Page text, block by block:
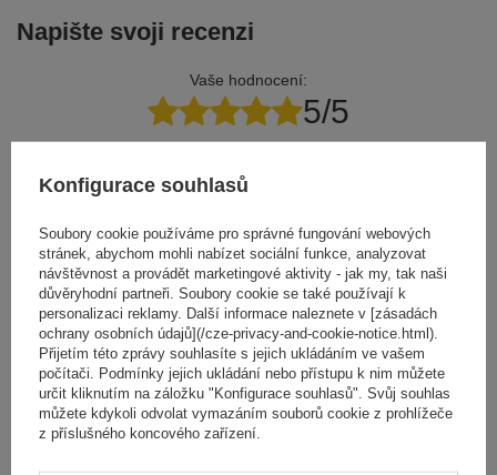
Napište svoji recenzi
Vaše hodnocení:
5/5
Obsah vašeho názoru
Přidejte vlastní obrázek produktu:
Vaše jméno
Konfigurace souhlasů
Soubory cookie používáme pro správné fungování webových
stránek, abychom mohli nabízet sociální funkce, analyzovat
návštěvnost a provádět marketingové aktivity - jak my, tak naši
důvěryhodní partneři. Soubory cookie se také používají k
personalizaci reklamy. Další informace naleznete v [zásadách
ochrany osobních údajů](/cze-privacy-and-cookie-notice.html).
Přijetím této zprávy souhlasíte s jejich ukládáním ve vašem
počítači. Podmínky jejich ukládání nebo přístupu k nim můžete
určit kliknutím na záložku "Konfigurace souhlasů". Svůj souhlas
můžete kdykoli odvolat vymazáním souborů cookie z prohlížeče
z příslušného koncového zařízení.